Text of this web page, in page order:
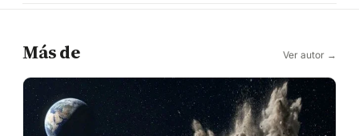
Más de Ver autor →